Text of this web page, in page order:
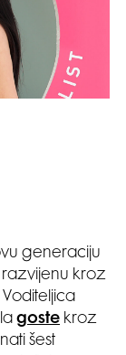
generaciju
razvijenu kroz
goste kroz
šest